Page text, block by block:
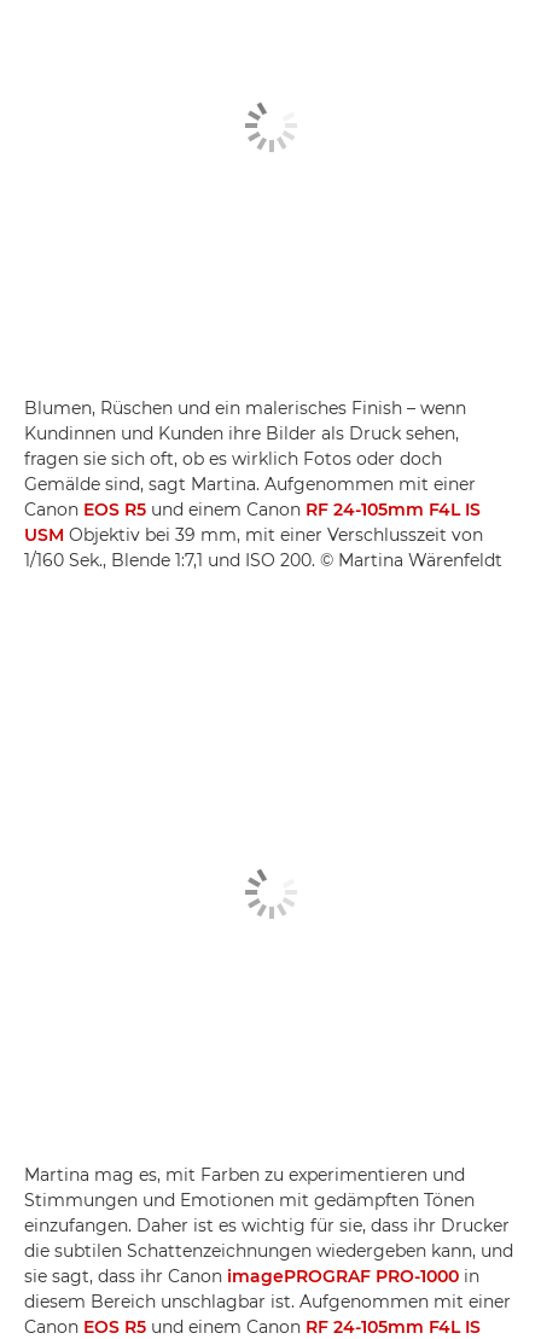
Blumen, Rüschen und ein malerisches Finish – wenn
Kundinnen und Kunden ihre Bilder als Druck sehen,
fragen sie sich oft, ob es wirklich Fotos oder doch
Gemälde sind, sagt Martina. Aufgenommen mit einer
Canon EOS R5 und einem Canon RF 24-105mm F4L IS
USM Objektiv bei 39 mm, mit einer Verschlusszeit von
1/160 Sek., Blende 1:7,1 und ISO 200. © Martina Wärenfeldt
Martina mag es, mit Farben zu experimentieren und
Stimmungen und Emotionen mit gedämpften Tönen
einzufangen. Daher ist es wichtig für sie, dass ihr Drucker
die subtilen Schattenzeichnungen wiedergeben kann, und
sie sagt, dass ihr Canon imagePROGRAF PRO-1000 in
diesem Bereich unschlagbar ist. Aufgenommen mit einer
Canon EOS R5 und einem Canon RF 24-105mm F4L IS